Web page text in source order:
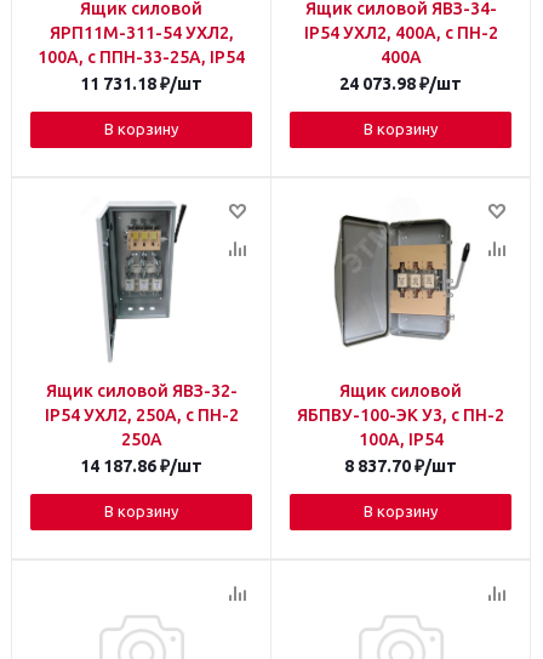
Ящик силовой
ЯРП11М-311-54 УХЛ2,
100А, с ППН-33-25А, IP54
11 731.18₽/шт
В корзину
Ящик силовой ЯВЗ-34-
IP54 УХЛ2, 400А, с ПН-2
400А
24 073.98₽/шт
В корзину
Ящик силовой ЯВЗ-32-
IP54 УХЛ2, 250А, с ПН-2
250А
14 187.86₽/шт
В корзину
Ящик силовой
ЯБПВУ-100-ЭК У3, с ПН-2
100А, IP54
8 837.70₽/шт
В корзину